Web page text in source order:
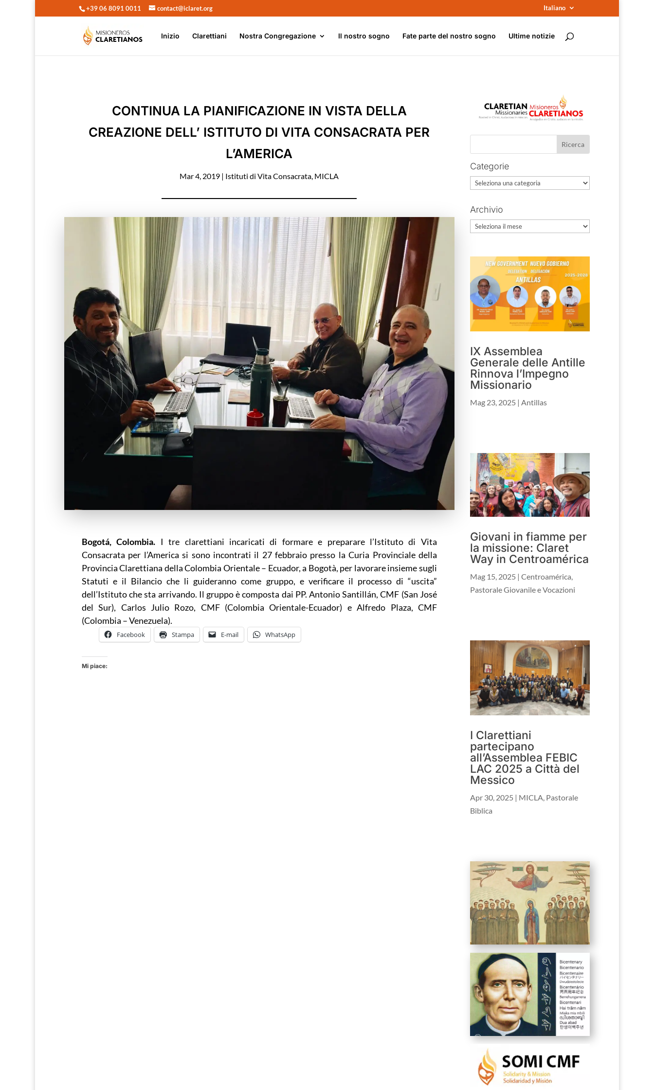
+39 06 8091 0011 contact@iclaret.org Italiano
Inizio Clarettiani Nostra Congregazione Il nostro sogno Fate parte del nostro sogno Ultime notizie
CONTINUA LA PIANIFICAZIONE IN VISTA DELLA
CREAZIONE DELL’ ISTITUTO DI VITA CONSACRATA PER
L’AMERICA
Mar 4, 2019 | Istituti di Vita Consacrata, MICLA
Bogotá, Colombia. I tre clarettiani incaricati di formare e preparare l’Istituto di Vita
Consacrata per l’America si sono incontrati il 27 febbraio presso la Curia Provinciale della
Provincia Clarettiana della Colombia Orientale – Ecuador, a Bogotà, per lavorare insieme sugli
Statuti e il Bilancio che li guideranno come gruppo, e verificare il processo di “uscita”
dell’Istituto che sta arrivando. Il gruppo è composta dai PP. Antonio Santillán, CMF (San José
del Sur), Carlos Julio Rozo, CMF (Colombia Orientale-Ecuador) e Alfredo Plaza, CMF
(Colombia – Venezuela).
Facebook Stampa E-mail WhatsApp
Mi piace:
Categorie
Categorie
Archivio
Archivio
IX Assemblea
Generale delle Antille
Rinnova l’Impegno
Missionario
Mag 23, 2025 |Antillas
Giovani in fiamme per
la missione: Claret
Way in Centroamérica
Mag 15, 2025 |Centroamérica,
Pastorale Giovanile e Vocazioni
I Clarettiani
partecipano
all’Assemblea FEBIC
LAC 2025 a Città del
Messico
Apr 30, 2025 | MICLA, Pastorale
Biblica